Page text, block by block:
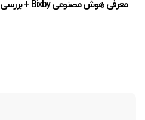
معرفی هوش مصنوعی Bixby + بررسی 6 قابلیت آن